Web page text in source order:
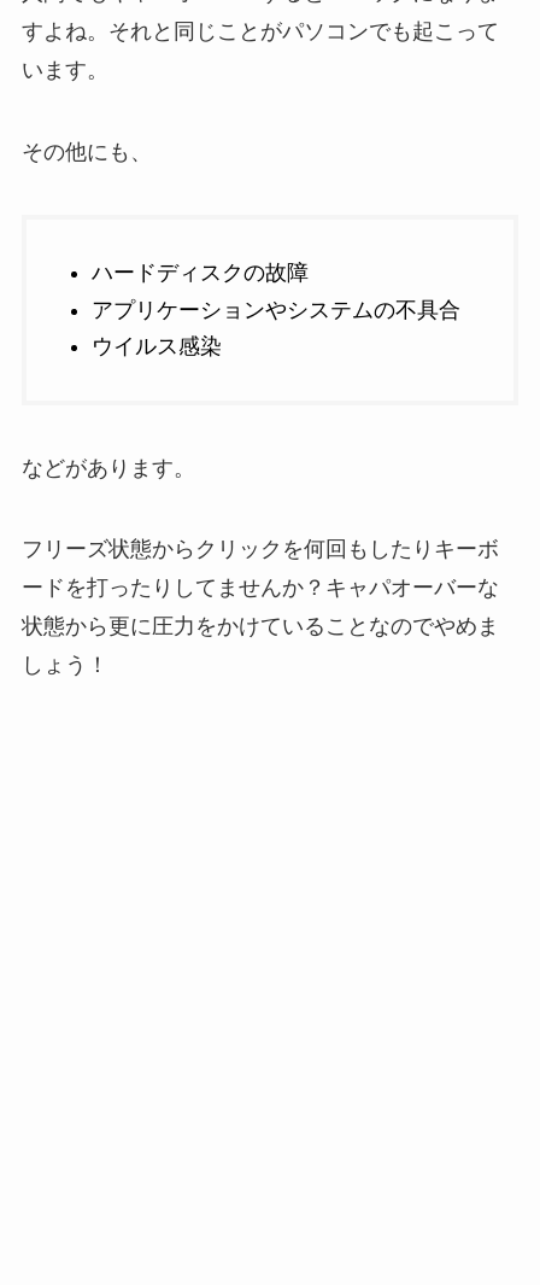
すよね。それと同じことがパソコンでも起こって
います。
その他にも、
ハードディスクの故障
アプリケーションやシステムの不具合
ウイルス感染
などがあります。
フリーズ状態からクリックを何回もしたりキーボ
ードを打ったりしてませんか？ キャパオーバーな
状態から更に圧力をかけていること なのでやめま
しょう！